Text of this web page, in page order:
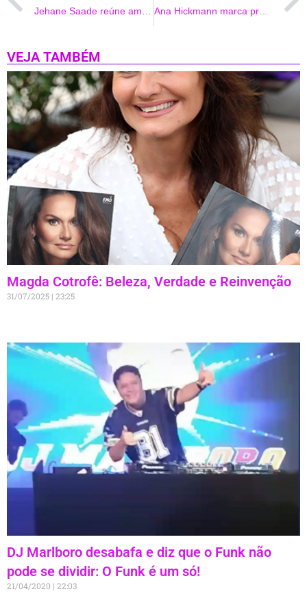
Ana Hickmann marca presença em coquetel do seu Instituto localizado na Tijuca no Rio de Janeiro
VEJA TAMBÉM
Magda Cotrofê: Beleza, Verdade e Reinvenção
31/07/2025 23:25
DJ Marlboro desabafa e diz que o Funk não
pode se dividir: O Funk é um só!
21/04/2020 22:03